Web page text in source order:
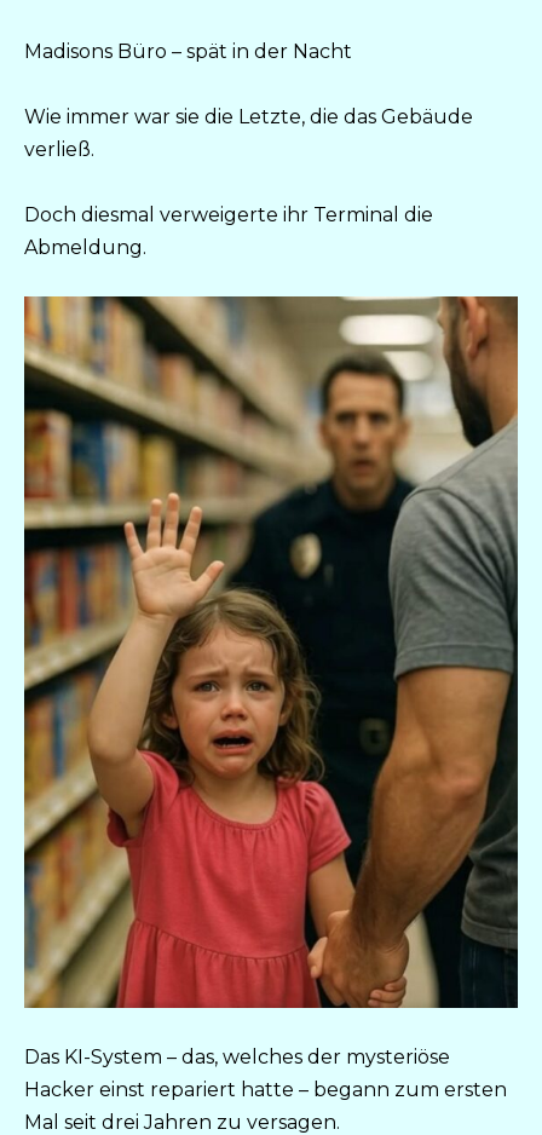
Madisons Büro – spät in der Nacht
Wie immer war sie die Letzte, die das Gebäude
verließ.
Doch diesmal verweigerte ihr Terminal die
Abmeldung.
Das KI-System – das, welches der mysteriöse
Hacker einst repariert hatte – begann zum ersten
Mal seit drei Jahren zu versagen.